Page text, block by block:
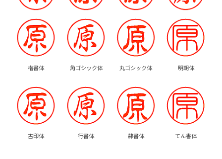
楷書体 角ゴシック体 丸ゴシック体 明朝体
古印体 行書体 隷書体 てん書体